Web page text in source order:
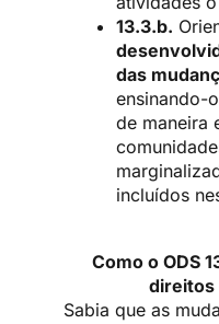
13.3.b.
das
ensinando-
de maneira
incluídos
Como o ODS
direitos
Sabia que as